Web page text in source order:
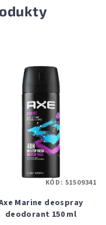
Marine deospray
deodorant 150 ml
KÓD: 51509341